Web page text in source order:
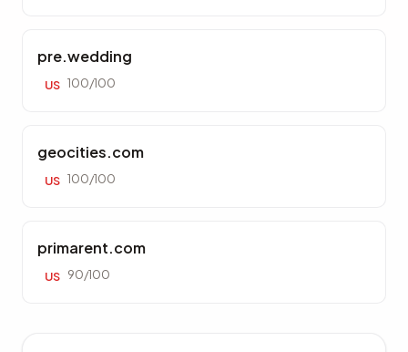
pre.wedding
US 100/100
geocities.com
US 100/100
primarent.com
US 90/100